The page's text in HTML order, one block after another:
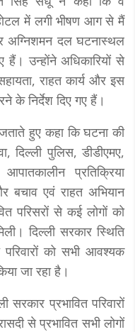
में लगी भीषण आग से मैं
अग्निशमन दल घटनास्थल
उन्होंने अधिकारियों से
राहत कार्य और इस
के निर्देश दिए गए हैं।
हुए कहा कि घटना की
दिल्ली पुलिस, डीडीएमए,
प्रतिक्रिया
बचाव एवं राहत अभियान
परिसरों से कई लोगों को
दिल्ली सरकार स्थिति
को सभी आवश्यक
जा रहा है।
प्रभावित परिवारों
से प्रभावित सभी लोगों